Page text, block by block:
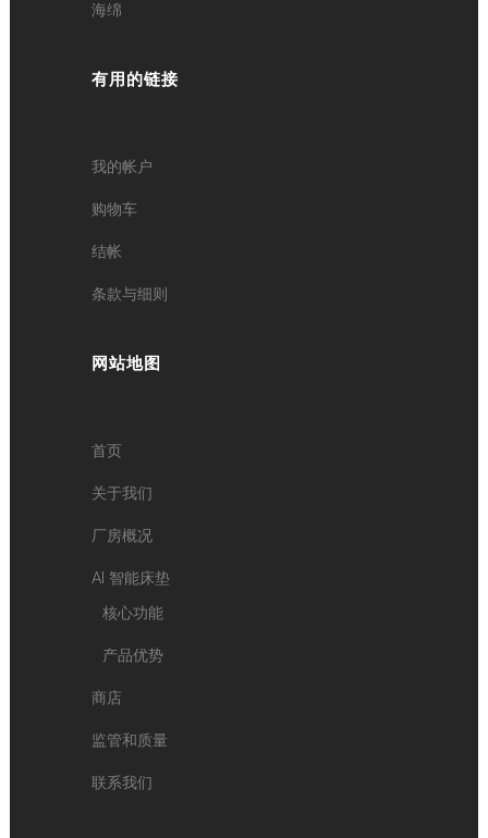
海绵
有用的链接
我的帐户
购物车
结帐
条款与细则
网站地图
首页
关于我们
厂房概况
AI 智能床垫
核心功能
产品优势
商店
监管和质量
联系我们